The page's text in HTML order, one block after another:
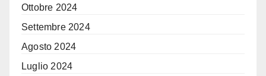
Ottobre 2024
Settembre 2024
Agosto 2024
Luglio 2024